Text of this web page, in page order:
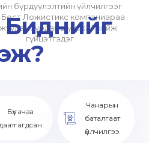
бүрдүүлэлтийн үйлчилгээг
Ложистикс компаниараа
хурдан шуурхай хийж
гүйцэтгэдэг.
Биднийг
Бүх ачаа
Чанарын
баталгаат
үйлчилгээ